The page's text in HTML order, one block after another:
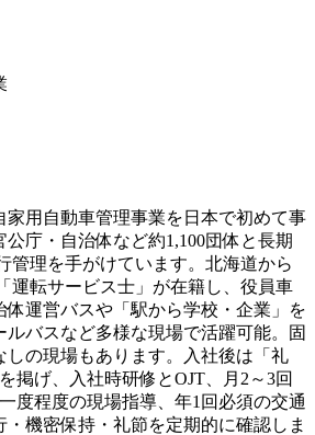
家用自動車管理事業を日本で初めて事
庁・自治体など約1,100団体と長期
管理を手がけています。北海道から
運転サービス士」が在籍し、役員車
体運営バスや「駅から学校・企業」を
バスなど多様な現場で活躍可能。固
しの現場もあります。入社後は「礼
掲げ、入社時研修とOJT、月2～3回
度程度の現場指導、年1回必須の交通
機密保持・礼節を定期的に確認しま